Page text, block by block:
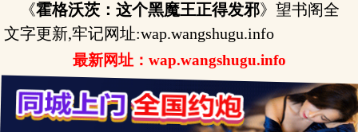
《霍格沃茨：这个黑魔王正得发邪》望书阁全
文字更新,牢记网址:wap.wangshugu.info
最新网址：wap.wangshugu.info